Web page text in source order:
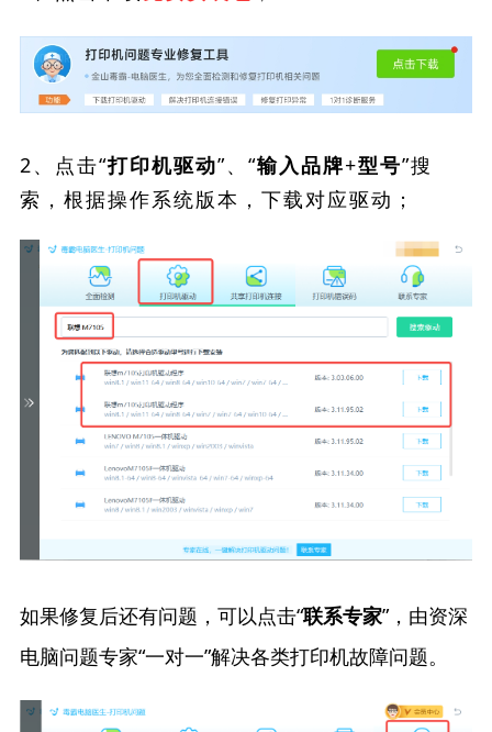
2、点击“打印机驱动”、“输入品牌+型号”搜
索，根据操作系统版本，下载对应驱动；
如果修复后还有问题，可以点击“联系专家”，由资深
电脑问题专家“一对一”解决各类打印机故障问题。